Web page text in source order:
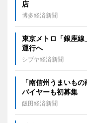
店
博多経済新聞
東京メトロ「銀座
運行へ
シブヤ経済新聞
「南信州うまいも
バイヤーも初募集
飯田経済新聞